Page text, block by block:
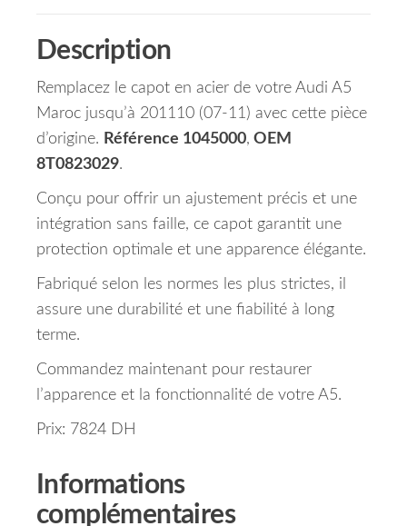
Description
Remplacez le capot en acier de votre Audi A5
Maroc jusqu’à 201110 (07-11) avec cette pièce
d’origine. Référence 1045000, OEM
8T0823029.
Conçu pour offrir un ajustement précis et une
intégration sans faille, ce capot garantit une
protection optimale et une apparence élégante.
Fabriqué selon les normes les plus strictes, il
assure une durabilité et une fiabilité à long
terme.
Commandez maintenant pour restaurer
l’apparence et la fonctionnalité de votre A5.
Prix: 7824 DH
Informations
complémentaires